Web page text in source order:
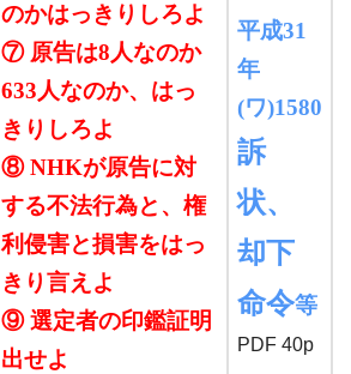
のかはっきりしろよ
⑦ 原告は8人なのか
633人なのか、はっ
きりしろよ
⑧ NHKが原告に対
する不法行為と、権
利侵害と損害をはっ
きり言えよ
⑨ 選定者の印鑑証明
出せよ
平成31
年
(ワ)1580
訴
状、
却下
命令等
PDF 40p